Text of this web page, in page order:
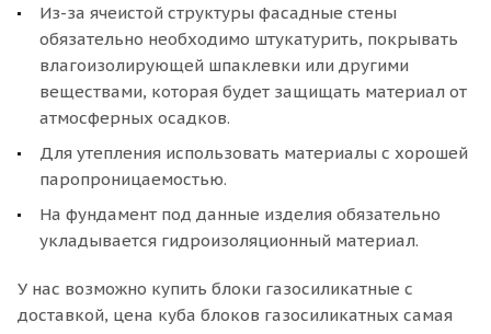
Из-за ячеистой структуры фасадные стены
обязательно необходимо штукатурить, покрывать
влагоизолирующей шпаклевки или другими
веществами, которая будет защищать материал от
атмосферных осадков.
Для утепления использовать материалы с хорошей
паропроницаемостью.
На фундамент под данные изделия обязательно
укладывается гидроизоляционный материал.
У нас возможно купить блоки газосиликатные с
доставкой, цена куба блоков газосиликатных самая